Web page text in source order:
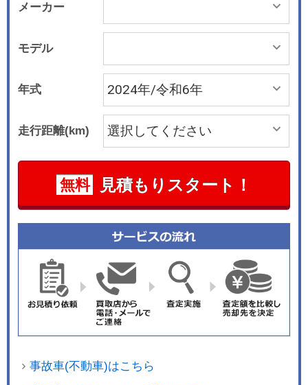
メーカー
モデル
年式
走行距離(km)
無料 見積もりスタート！
事故車(不動車)はこちら